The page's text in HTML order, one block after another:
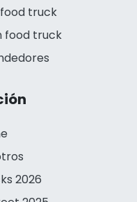
truck
food truck
2026